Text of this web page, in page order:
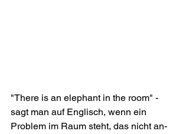
"There is an elephant in the room" -
sagt man auf Englisch, wenn ein
Problem im Raum steht, das nicht an-